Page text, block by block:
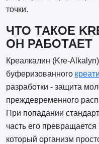
точки.
ЧТО ТАКОЕ
ОН РАБОТАЕТ
Креалкалин (Kre-
буферизованного
разработки - защита
преждевременного
При попадании
часть его
который организм